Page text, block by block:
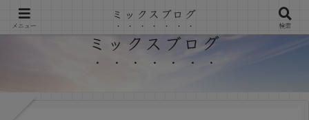
ミックスブログ
メニュー
ミックスブログ
検索